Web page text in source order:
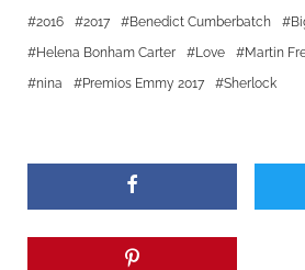
2016 2017 Benedict Cumberbatch
Helena Bonham Carter
Love Martin
nina
Premios Emmy 2017 Sherlock